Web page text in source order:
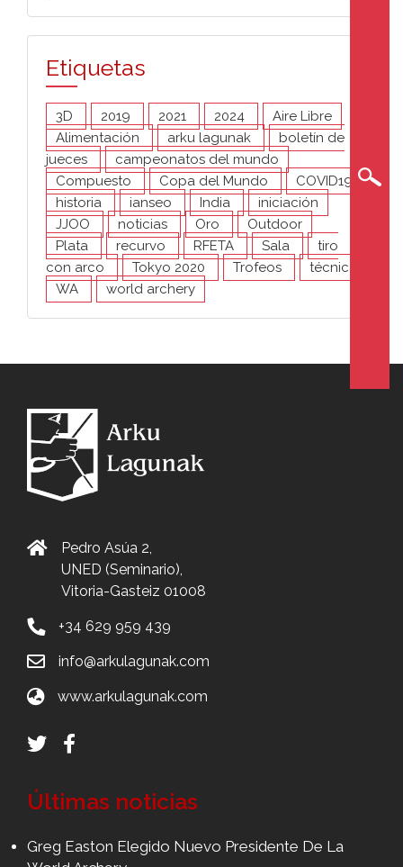
Etiquetas
3D 2019 2021 2024
Aire Libre
Alimentación
arku lagunak
boletín de
jueces
campeonatos del mundo
Compuesto
Copa del Mundo
COVID19
historia
ianseo India
iniciación
JJOO
noticias Oro
Outdoor
Plata
recurvo RFETA Sala
tiro
con arco
Tokyo 2020 Trofeos
técnica
WA
world archery
Pedro Asúa 2,
UNED (Seminario),
Vitoria-Gasteiz 01008
+34 629 959 439
info@arkulagunak.com
www.arkulagunak.com
Últimas noticias
Greg Easton Elegido Nuevo Presidente De La